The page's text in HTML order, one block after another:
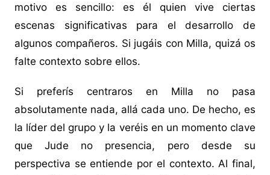
motivo es sencillo: es él quien vive ciertas
escenas significativas para el desarrollo de
algunos compañeros. Si jugáis con Milla, quizá os
falte contexto sobre ellos.
Si preferís centraros en Milla no pasa
absolutamente nada, allá cada uno. De hecho, es
la líder del grupo y la veréis en un momento clave
que Jude no presencia, pero desde su
perspectiva se entiende por el contexto. Al final,